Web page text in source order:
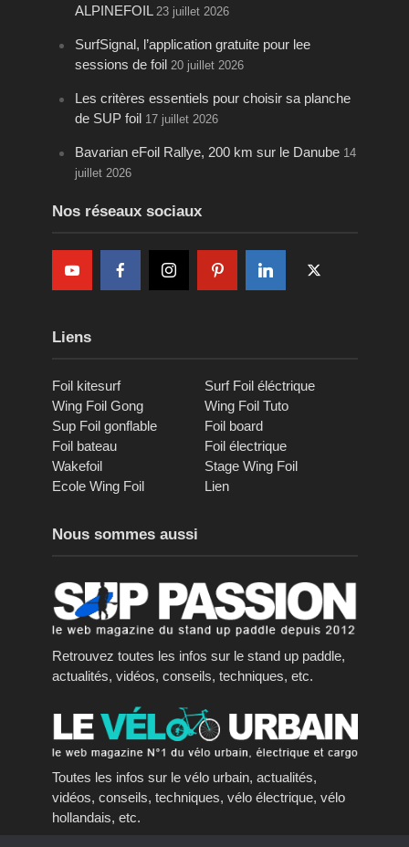
ALPINEFOIL 23 juillet 2026
SurfSignal, l’application gratuite pour lee
sessions de foil 20 juillet 2026
Les critères essentiels pour choisir sa planche
de SUP foil 17 juillet 2026
Bavarian eFoil Rallye, 200 km sur le Danube 14
juillet 2026
Nos réseaux sociaux
Liens
Foil kitesurf
Surf Foil éléctrique
Wing Foil Gong
Wing Foil Tuto
Sup Foil gonflable
Foil board
Foil bateau
Foil électrique
Wakefoil
Stage Wing Foil
Ecole Wing Foil
Lien
Nous sommes aussi
Retrouvez toutes les infos sur le stand up paddle,
actualités, vidéos, conseils, techniques, etc.
Toutes les infos sur le vélo urbain, actualités,
vidéos, conseils, techniques, vélo électrique, vélo
hollandais, etc.